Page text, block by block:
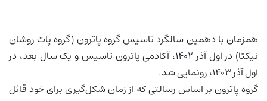
همزمان با دهمین سالگرد تاسیس گروه پاترون (گروه پات روشان
نیکتا) در اول آذر 1402، آکادمی پاترون تاسیس و یک سال بعد، در
اول آذر 1403، رونمایی شد.​
گروه پاترون بر اساس رسالتی که از زمان شکل‌گیری برای خود قائل